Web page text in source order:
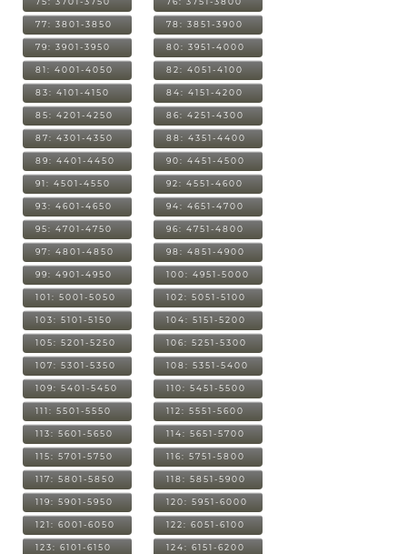
77: 3801-3850 78: 3851-3900
79: 3901-3950 80: 3951-4000
81: 4001-4050 82: 4051-4100
83: 4101-4150 84: 4151-4200
85: 4201-4250 86: 4251-4300
87: 4301-4350 88: 4351-4400
89: 4401-4450 90: 4451-4500
91: 4501-4550 92: 4551-4600
93: 4601-4650 94: 4651-4700
95: 4701-4750 96: 4751-4800
97: 4801-4850 98: 4851-4900
99: 4901-4950 100: 4951-5000
101: 5001-5050 102: 5051-5100
103: 5101-5150 104: 5151-5200
105: 5201-5250 106: 5251-5300
107: 5301-5350 108: 5351-5400
109: 5401-5450 110: 5451-5500
111: 5501-5550 112: 5551-5600
113: 5601-5650 114: 5651-5700
115: 5701-5750 116: 5751-5800
117: 5801-5850 118: 5851-5900
119: 5901-5950 120: 5951-6000
121: 6001-6050 122: 6051-6100
123: 6101-6150 124: 6151-6200